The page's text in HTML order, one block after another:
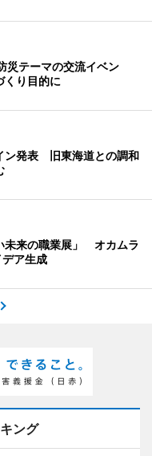
災テーマの交流イベン
り目的に
ン発表 旧東海道との調和
未来の職業展」 オカムラ
ア生成
ング